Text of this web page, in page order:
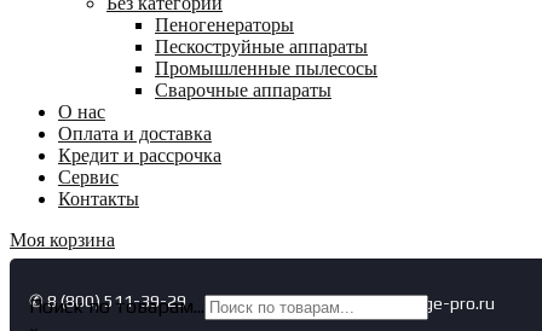
Пеногенераторы
Пескоструйные аппараты
Промышленные пылесосы
Сварочные аппараты
О нас
Оплата и доставка
Кредит и рассрочка
Сервис
Контакты
Моя корзина
✆ 8 (800) 511-39-29 ✉ info@garage-pro.ru
Поиск по товарам...